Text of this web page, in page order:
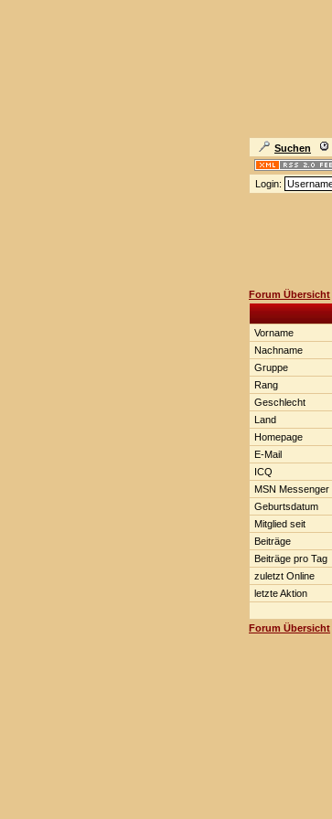
Suchen
Login:
Forum Übersicht
Vorname
Nachname
Gruppe
Rang
Geschlecht
Land
Homepage
E-Mail
ICQ
MSN Messenger
Geburtsdatum
Mitglied seit
Beiträge
Beiträge pro Tag
zuletzt Online
letzte Aktion
Forum Übersicht